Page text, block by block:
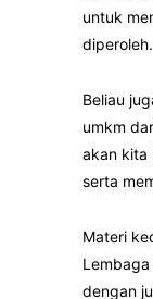
untuk
diperoleh.
Beliau
umkm
akan kita
serta
Materi
dengan